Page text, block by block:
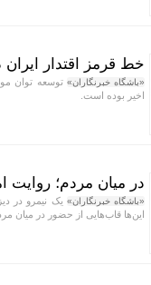
خط قرمز اقتدار ایران
«باشگاه خبرنگاران» توسعه توان
اخیر بوده است.
در میان مردم؛ روایت
«باشگاه خبرنگاران» یک نیمرو در
این‌ها قاب‌هایی از حضور در میان